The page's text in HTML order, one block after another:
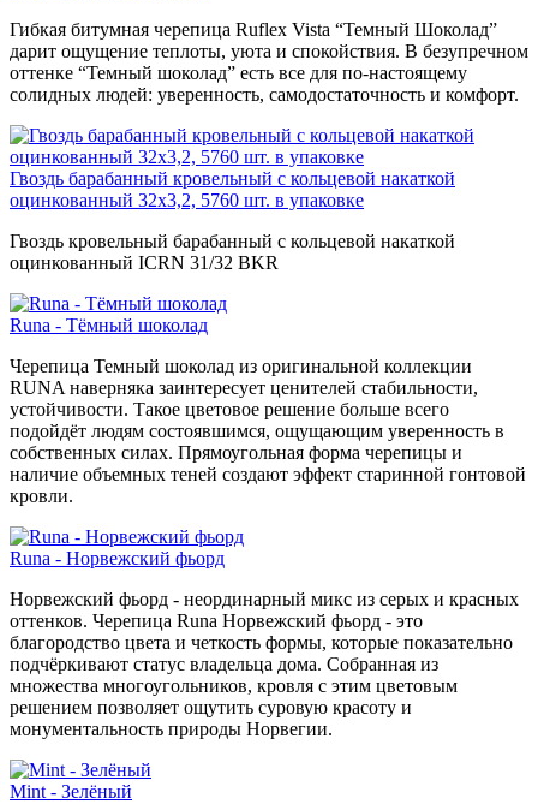
Гибкая битумная черепица Ruflex Vista “Темный Шоколад”
дарит ощущение теплоты, уюта и спокойствия. В безупречном
оттенке “Темный шоколад” есть все для по-настоящему
солидных людей: уверенность, самодостаточность и комфорт.
Гвоздь барабанный кровельный с кольцевой накаткой
оцинкованный 32х3,2, 5760 шт. в упаковке
Гвоздь кровельный барабанный с кольцевой накаткой
оцинкованный ICRN 31/32 BKR
Runa - Тёмный шоколад
Черепица Темный шоколад из оригинальной коллекции
RUNA наверняка заинтересует ценителей стабильности,
устойчивости. Такое цветовое решение больше всего
подойдёт людям состоявшимся, ощущающим уверенность в
собственных силах. Прямоугольная форма черепицы и
наличие объемных теней создают эффект старинной гонтовой
кровли.
Runa - Норвежский фьорд
Норвежский фьорд - неординарный микс из серых и красных
оттенков. Черепица Runa Норвежский фьорд - это
благородство цвета и четкость формы, которые показательно
подчёркивают статус владельца дома. Собранная из
множества многоугольников, кровля с этим цветовым
решением позволяет ощутить суровую красоту и
монументальность природы Норвегии.
Mint - Зелёный